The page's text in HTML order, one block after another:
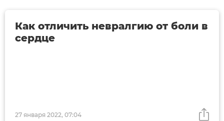
27 января 2022, 07:04
Как отличить невралгию от боли в
сердце